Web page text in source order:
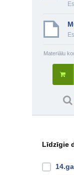
Materiālu
Līdzīgie